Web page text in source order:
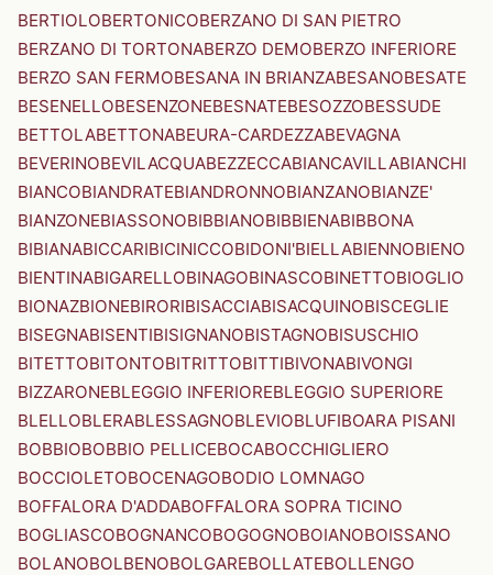
BERTIOLOBERTONICOBERZANO DI SAN PIETRO
BERZANO DI TORTONABERZO DEMOBERZO INFERIORE
BERZO SAN FERMOBESANA IN BRIANZABESANOBESATE
BESENELLOBESENZONEBESNATEBESOZZOBESSUDE
BETTOLABETTONABEURA-CARDEZZABEVAGNA
BEVERINOBEVILACQUABEZZECCABIANCAVILLABIANCHI
BIANCOBIANDRATEBIANDRONNOBIANZANOBIANZE'
BIANZONEBIASSONOBIBBIANOBIBBIENABIBBONA
BIBIANABICCARIBICINICCOBIDONI'BIELLABIENNOBIENO
BIENTINABIGARELLOBINAGOBINASCOBINETTOBIOGLIO
BIONAZBIONEBIRORIBISACCIABISACQUINOBISCEGLIE
BISEGNABISENTIBISIGNANOBISTAGNOBISUSCHIO
BITETTOBITONTOBITRITTOBITTIBIVONABIVONGI
BIZZARONEBLEGGIO INFERIOREBLEGGIO SUPERIORE
BLELLOBLERABLESSAGNOBLEVIOBLUFIBOARA PISANI
BOBBIOBOBBIO PELLICEBOCABOCCHIGLIERO
BOCCIOLETOBOCENAGOBODIO LOMNAGO
BOFFALORA D'ADDABOFFALORA SOPRA TICINO
BOGLIASCOBOGNANCOBOGOGNOBOIANOBOISSANO
BOLANOBOLBENOBOLGAREBOLLATEBOLLENGO